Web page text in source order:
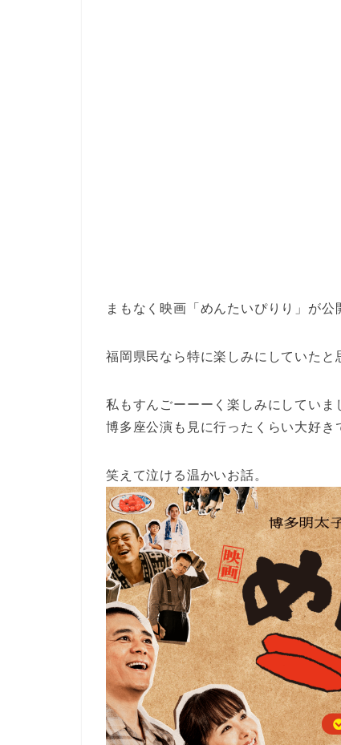
まもなく映画「めんたいぴりり」が公
福岡県民なら特に楽しみにしていたと
私もすんごーーーく楽しみにしていま
博多座公演も見に行ったくらい大好き
笑えて泣ける温かいお話。